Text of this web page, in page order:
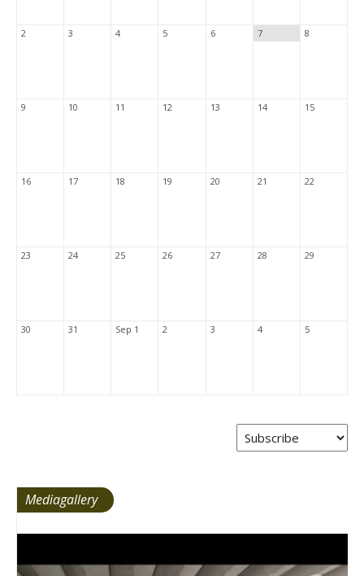
2 3 4 5 6 7 8
9 10 11 12 13 14 15
16 17 18 19 20 21 22
23 24 25 26 27 28 29
30 31 Sep 1 2 3 4 5
Mediagallery